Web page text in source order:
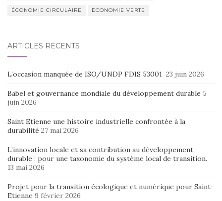
ÉCONOMIE CIRCULAIRE ÉCONOMIE VERTE
ARTICLES RÉCENTS
L’occasion manquée de ISO/UNDP FDIS 53001 23 juin 2026
Babel et gouvernance mondiale du développement durable 5
juin 2026
Saint Etienne une histoire industrielle confrontée à la
durabilité 27 mai 2026
L’innovation locale et sa contribution au développement
durable : pour une taxonomie du système local de transition.
13 mai 2026
Projet pour la transition écologique et numérique pour Saint-
Etienne 9 février 2026